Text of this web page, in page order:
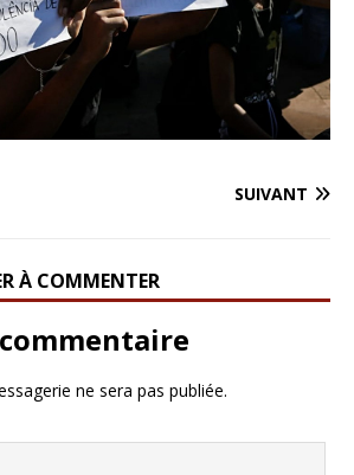
SUIVANT
À COMMENTER
ne sera pas publiée.